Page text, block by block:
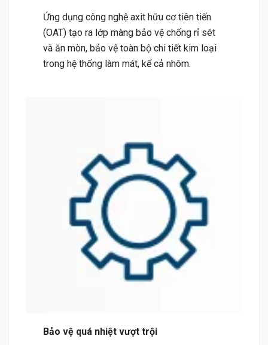
Ứng dụng công nghệ axit hữu cơ tiên tiến
(OAT) tạo ra lớp màng bảo vệ chống rỉ sét
và ăn mòn, bảo vệ toàn bộ chi tiết kim loại
trong hệ thống làm mát, kể cả nhôm.
Bảo vệ quá nhiệt vượt trội